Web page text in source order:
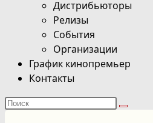
Дистрибьюторы
Релизы
События
Организации
График кинопремьер
Контакты
Поиск